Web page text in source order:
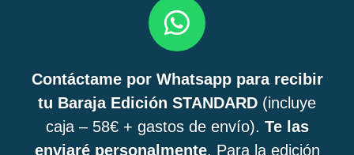
s
h
a
t
s
Contáctame por Whatsapp para recibir
tu Baraja Edición STANDARD (incluye
caja – 58€ + gastos de envío). Te las
enviaré personalmente. Para la edición